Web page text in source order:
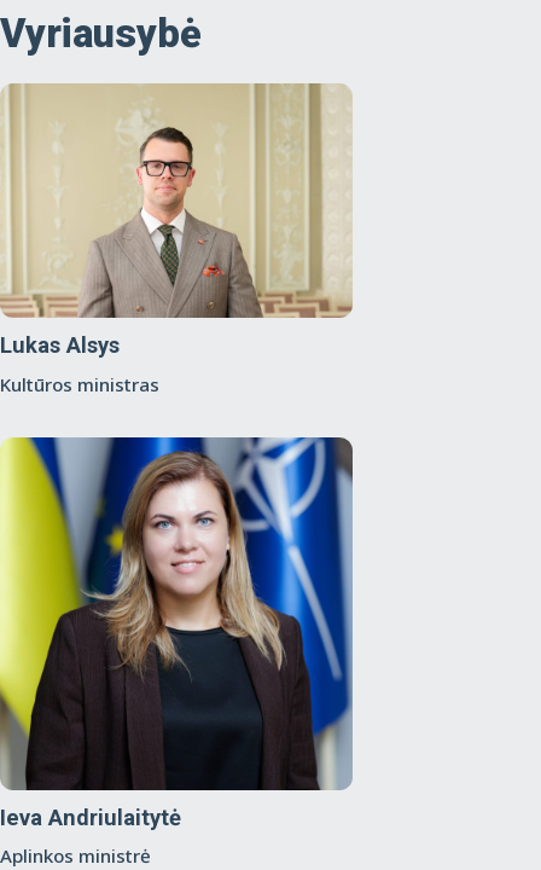
Vyriausybė
Lukas Alsys
Kultūros ministras
Ieva Andriulaitytė
Aplinkos ministrė